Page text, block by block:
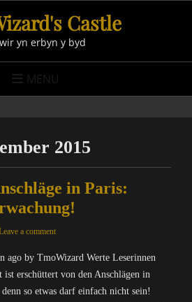
Castle
yn erbyn y byd
MENU
2015
in Paris:
a comment
ago by TmoWizard Werte Leserinnen
ist erschüttert von den Anschlägen in
so etwas darf einfach nicht sein!